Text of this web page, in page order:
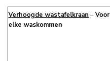
Verhoogde wastafelkraan –Voor
elke waskommen